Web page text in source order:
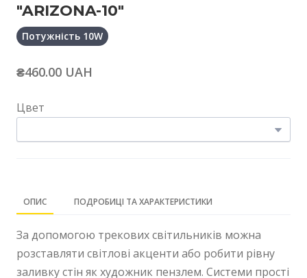
"ARIZONA-10"
Потужність 10W
₴460.00 UAH
Цвет
ОПИС ПОДРОБИЦІ ТА ХАРАКТЕРИСТИКИ
За допомогою трекових світильників можна
розставляти світлові акценти або робити рівну
заливку стін як художник пензлем. Системи прості